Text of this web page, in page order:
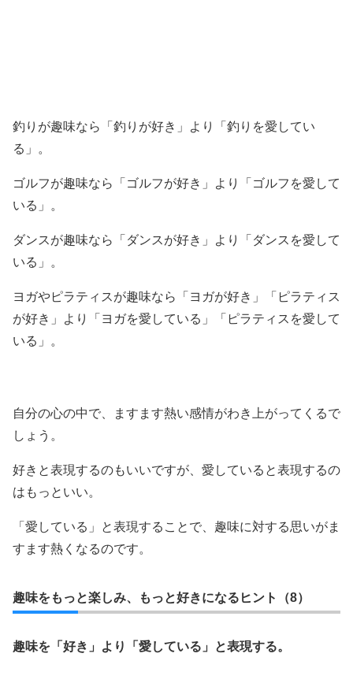
釣りが趣味なら「釣りが好き」より「釣りを愛してい
る」。
ゴルフが趣味なら「ゴルフが好き」より「ゴルフを愛して
いる」。
ダンスが趣味なら「ダンスが好き」より「ダンスを愛して
いる」。
ヨガやピラティスが趣味なら「ヨガが好き」「ピラティス
が好き」より「ヨガを愛している」「ピラティスを愛して
いる」。
自分の心の中で、ますます熱い感情がわき上がってくるで
しょう。
好きと表現するのもいいですが、愛していると表現するの
はもっといい。
「愛している」と表現することで、趣味に対する思いがま
すます熱くなるのです。
趣味をもっと楽しみ、もっと好きになるヒント（8）
趣味を「好き」より「愛している」と表現する。